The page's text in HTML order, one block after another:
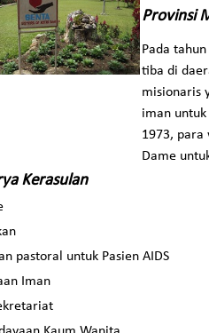
Provinsi
Pada
tiba di
misionaris
iman
1973, para
Dame
Kerasulan
pastoral untuk Pasien AIDS
Iman